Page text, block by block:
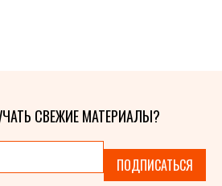
СВЕЖИЕ МАТЕРИАЛЫ?
ПОДПИСАТЬСЯ